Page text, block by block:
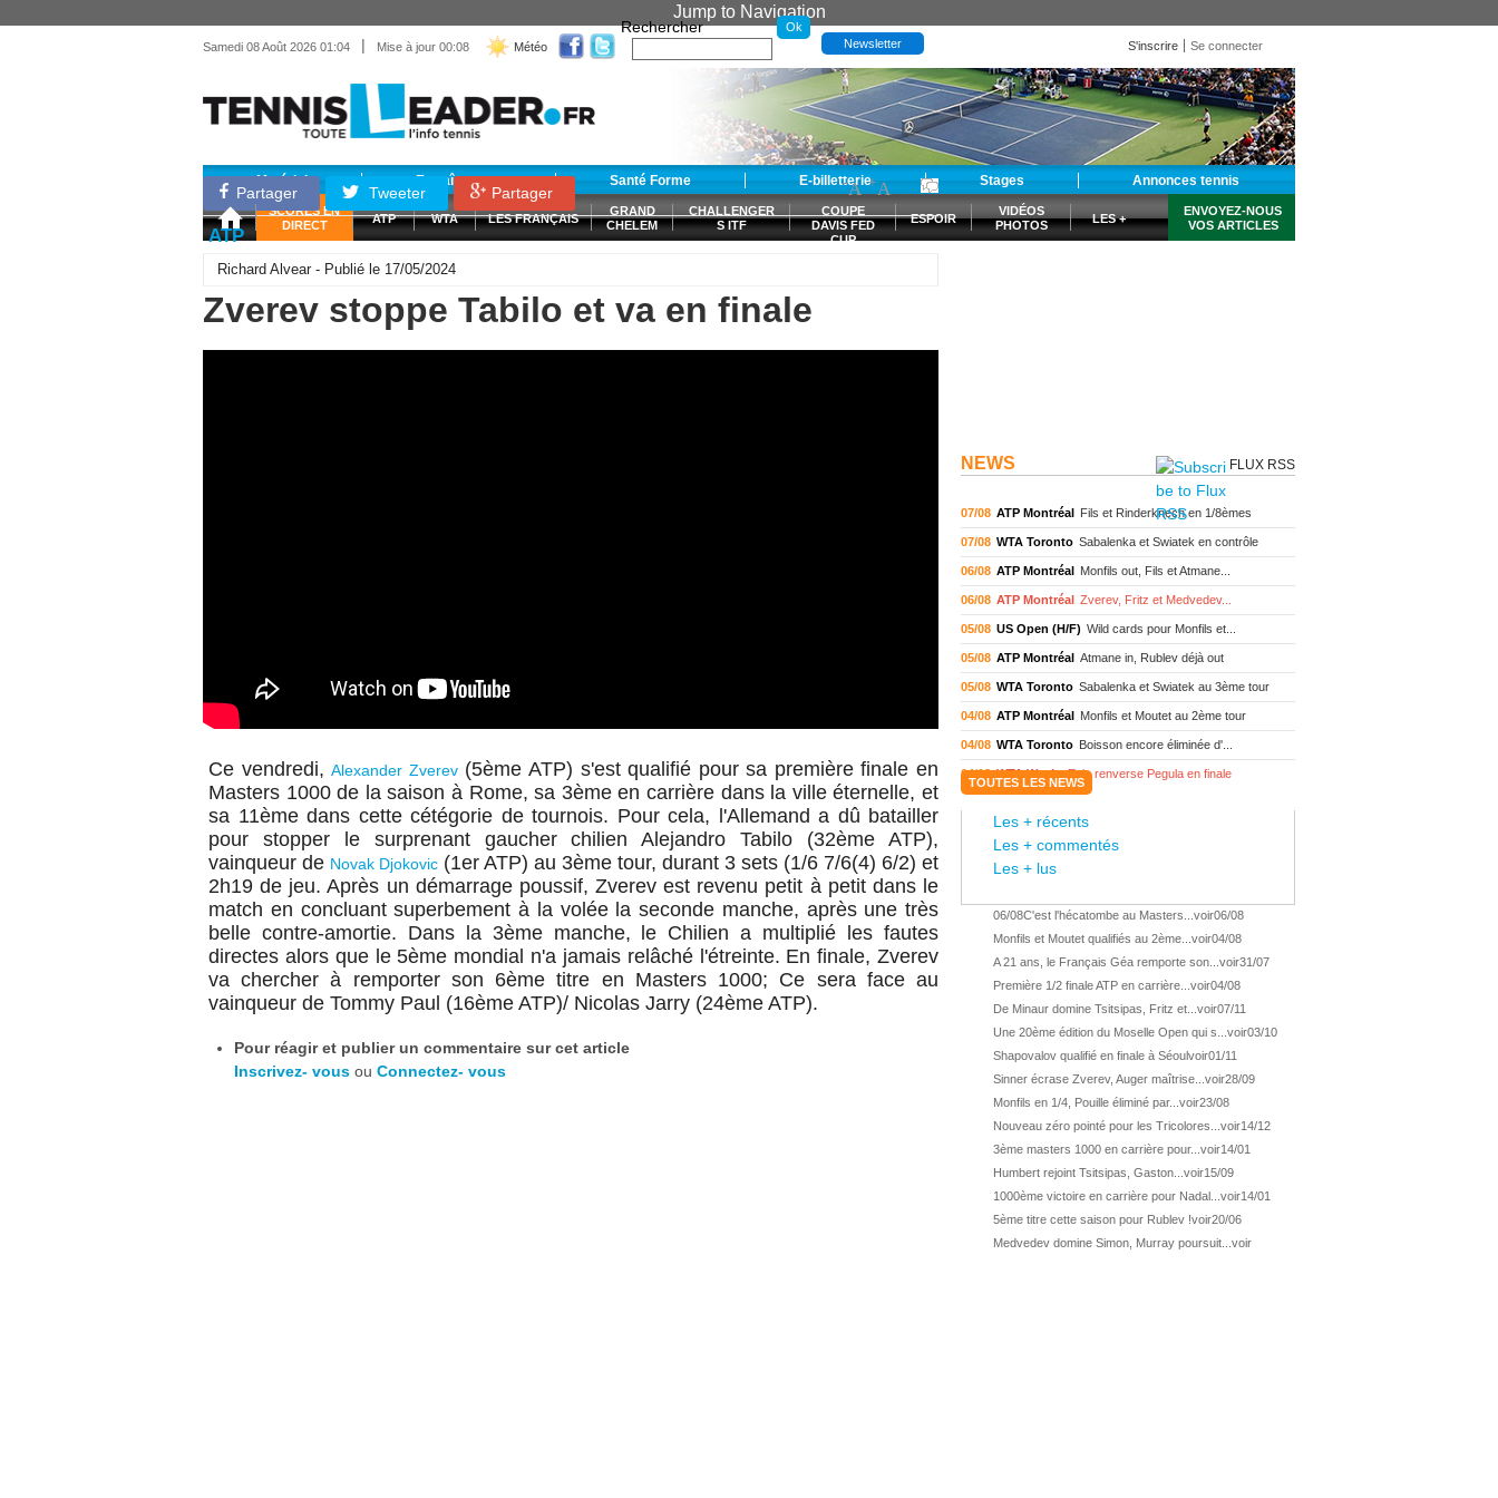
Jump to Navigation
Samedi 08 Août 2026 01:04 | Mise à jour 00:08 Météo
Rechercher
Newsletter S'inscrire Se connecter
Matériel Entraînement Santé Forme E-billetterie Stages Annonces tennis
SCORES EN
DIRECT
ATP WTA LES FRANÇAIS
GRAND
CHELEM
CHALLENGER
S ITF
COUPE
DAVIS FED
CUP
ESPOIR
VIDÉOS
PHOTOS
LES +
ENVOYEZ-NOUS
VOS ARTICLES
Partager Tweeter Partager
-A +A
ATP
Richard Alvear - Publié le 17/05/2024
Zverev stoppe Tabilo et va en finale
Ce vendredi,Alexander Zverev(5ème ATP) s'est qualifié pour sa première finale en
Masters 1000 de la saison à Rome, sa 3ème en carrière dans la ville éternelle, et
sa 11ème dans cette cétégorie de tournois. Pour cela, l'Allemand a dû batailler
pour stopper
le surprenant gaucher chilien Alejandro Tabilo (32ème ATP),
vainqueur de Novak Djokovic (1er ATP) au 3ème tour, durant 3 sets (1/6 7/6(4) 6/2) et
2h19 de jeu. Après un démarrage poussif, Zverev est revenu petit à petit dans le
match en concluant superbement à la volée la seconde manche, après une très
belle contre-amortie. Dans la 3ème manche, le Chilien a multiplié les fautes
directes alors que le 5ème mondial n'a jamais relâché l'étreinte. En finale, Zverev
va chercher à remporter son 6ème titre en Masters 1000; Ce sera face au
vainqueur de Tommy Paul (16ème ATP)/ Nicolas Jarry (24ème ATP).
Pour réagir et publier un commentaire sur cet article
Inscrivez- vous ou Connectez- vous
NEWS FLUX RSS
07/08 ATP Montréal Fils et Rinderknech en 1/8èmes
07/08 WTA Toronto Sabalenka et Swiatek en contrôle
06/08 ATP Montréal Monfils out, Fils et Atmane...
06/08 ATP Montréal Zverev, Fritz et Medvedev...
05/08 US Open (H/F) Wild cards pour Monfils et...
05/08 ATP Montréal Atmane in, Rublev déjà out
05/08 WTA Toronto Sabalenka et Swiatek au 3ème tour
04/08 ATP Montréal Monfils et Moutet au 2ème tour
04/08 WTA Toronto Boisson encore éliminée d'...
04/08 WTA Wash. Eala renverse Pegula en finale
WTA Memphis Liutova, 16 ans et déjà titrée
ATP Wash.
WTA Wash. Eala domine Svitolina
ATP Wash. De Minaur éliminé en 1/4
ATP Los Cabos 1ère 1/2 finale pour Géa
WTA Washington Svitolina et Pegula en 1/4
ATP Wash. Pas de 1/4 pour Humbert et Atmane
ATP Washington De Minaur domine Tsitsipas
WTA Washington Fernandez débute bien
ATP Washington Fritz et Musetti en 1/8èmes
ATP Estoril Van Assche remporte son 1er...
TOUTES LES NEWS
Les + récents
Les + commentés
Les + lus
06/08C'est l'hécatombe au Masters... voir06/08
Monfils et Moutet qualifiés au 2ème... voir04/08
A 21 ans, le Français Géa remporte son... voir31/07
Première 1/2 finale ATP en carrière... voir04/08
De Minaur domine Tsitsipas, Fritz et... voir07/11
Une 20ème édition du Moselle Open qui s... voir03/10
Shapovalov qualifié en finale à Séoulvoir01/11
Sinner écrase Zverev, Auger maîtrise... voir28/09
Monfils en 1/4, Pouille éliminé par... voir23/08
Nouveau zéro pointé pour les Tricolores... voir14/12
3ème masters 1000 en carrière pour... voir14/01
Humbert rejoint Tsitsipas, Gaston... voir15/09
1000ème victoire en carrière pour Nadal... voir14/01
5ème titre cette saison pour Rublev !voir20/06
Medvedev domine Simon, Murray poursuit... voir